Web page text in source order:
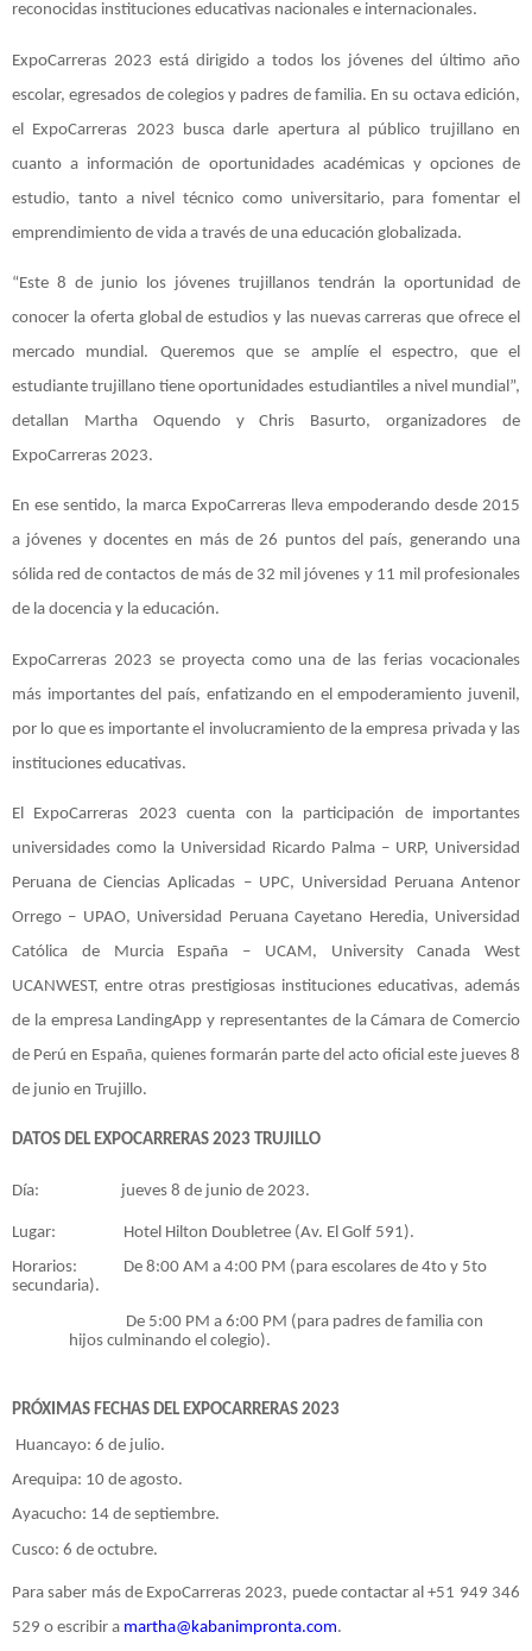
reconocidas instituciones educativas nacionales e internacionales.
ExpoCarreras 2023 está dirigido a todos los jóvenes del último año
escolar, egresados de colegios y padres de familia. En su octava edición,
el ExpoCarreras 2023 busca darle apertura al público trujillano en
cuanto a información de oportunidades académicas y opciones de
estudio, tanto a nivel técnico como universitario, para fomentar el
emprendimiento de vida a través de una educación globalizada.
“Este 8 de junio los jóvenes trujillanos tendrán la oportunidad de
conocer la oferta global de estudios y las nuevas carreras que ofrece el
mercado mundial. Queremos que se amplíe el espectro, que el
estudiante trujillano tiene oportunidades estudiantiles a nivel mundial”,
detallan Martha Oquendo y Chris Basurto, organizadores de
ExpoCarreras 2023.
En ese sentido, la marca ExpoCarreras lleva empoderando desde 2015
a jóvenes y docentes en más de 26 puntos del país, generando una
sólida red de contactos de más de 32 mil jóvenes y 11 mil profesionales
de la docencia y la educación.
ExpoCarreras 2023 se proyecta como una de las ferias vocacionales
más importantes del país, enfatizando en el empoderamiento juvenil,
por lo que es importante el involucramiento de la empresa privada y las
instituciones educativas.
El ExpoCarreras 2023 cuenta con la participación de importantes
universidades como la Universidad Ricardo Palma – URP, Universidad
Peruana de Ciencias Aplicadas – UPC, Universidad Peruana Antenor
Orrego – UPAO, Universidad Peruana Cayetano Heredia, Universidad
Católica de Murcia España – UCAM, University Canada West
UCANWEST, entre otras prestigiosas instituciones educativas, además
de la empresa LandingApp y representantes de la Cámara de Comercio
de Perú en España, quienes formarán parte del acto oficial este jueves 8
de junio en Trujillo.
DATOS DEL EXPOCARRERAS 2023 TRUJILLO
Día: jueves 8 de junio de 2023.
Lugar: Hotel Hilton Doubletree (Av. El Golf 591).
Horarios: De 8:00 AM a 4:00 PM (para escolares de 4to y 5to
secundaria).
De 5:00 PM a 6:00 PM (para padres de familia con
hijos culminando el colegio).
PRÓXIMAS FECHAS DEL EXPOCARRERAS 2023
Huancayo: 6 de julio.
Arequipa: 10 de agosto.
Ayacucho: 14 de septiembre.
Cusco: 6 de octubre.
Para saber más de ExpoCarreras 2023, puede contactar al +51 949 346
529 o escribir a martha@kabanimpronta.com.